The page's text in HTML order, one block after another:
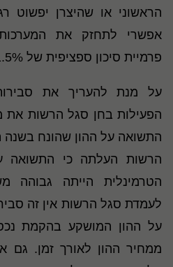
הראשוני או שהיצרן יפשוט
אפשרי לתחזק את
פרמיית סיכון ספציפית של 1.5%.
על מנת להעריך את
הפעילות בחן סגל הרשות את
התשואה על ההון שהונח בשנה
הרשות העלתה כי התשואה
הטרמינלית הייתה גבוהה
לעמדת סגל הרשות אין זה
על ההון המושקע בהקמת
ממחיר ההון לאורך זמן. גם